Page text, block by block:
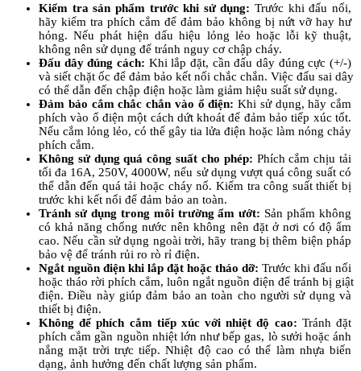
Kiểm tra sản phẩm trước khi sử dụng: Trước khi đấu nối,
hãy kiểm tra phích cắm để đảm bảo không bị nứt vỡ hay hư
hỏng. Nếu phát hiện dấu hiệu lỏng lẻo hoặc lỗi kỹ thuật,
không nên sử dụng để tránh nguy cơ chập cháy.
Đấu dây đúng cách: Khi lắp đặt, cần đấu dây đúng cực (+/-)
và siết chặt ốc để đảm bảo kết nối chắc chắn. Việc đấu sai dây
có thể dẫn đến chập điện hoặc làm giảm hiệu suất sử dụng.
Đảm bảo cắm chắc chắn vào ổ điện: Khi sử dụng, hãy cắm
phích vào ổ điện một cách dứt khoát để đảm bảo tiếp xúc tốt.
Nếu cắm lỏng lẻo, có thể gây tia lửa điện hoặc làm nóng chảy
phích cắm.
Không sử dụng quá công suất cho phép: Phích cắm chịu tải
tối đa 16A, 250V, 4000W, nếu sử dụng vượt quá công suất có
thể dẫn đến quá tải hoặc cháy nổ. Kiểm tra công suất thiết bị
trước khi kết nối để đảm bảo an toàn.
Tránh sử dụng trong môi trường ẩm ướt: Sản phẩm không
có khả năng chống nước nên không nên đặt ở nơi có độ ẩm
cao. Nếu cần sử dụng ngoài trời, hãy trang bị thêm biện pháp
bảo vệ để tránh rủi ro rò rỉ điện.
Ngắt nguồn điện khi lắp đặt hoặc tháo dỡ: Trước khi đấu nối
hoặc tháo rời phích cắm, luôn ngắt nguồn điện để tránh bị giật
điện. Điều này giúp đảm bảo an toàn cho người sử dụng và
thiết bị điện.
Không để phích cắm tiếp xúc với nhiệt độ cao: Tránh đặt
phích cắm gần nguồn nhiệt lớn như bếp gas, lò sưởi hoặc ánh
nắng mặt trời trực tiếp. Nhiệt độ cao có thể làm nhựa biến
dạng, ảnh hưởng đến chất lượng sản phẩm.